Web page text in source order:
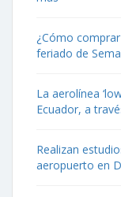
¿Cómo
feriado de
La aerolínea
Ecuador, a
Realizan
aeropuerto en